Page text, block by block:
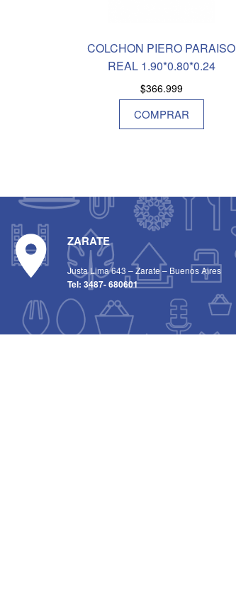
COLCHON PIERO PARAISO
REAL 1.90*0.80*0.24
$366.999
COMPRAR
ZARATE
Justa Lima 643 – Zarate – Buenos Aires
Tel: 3487- 680601